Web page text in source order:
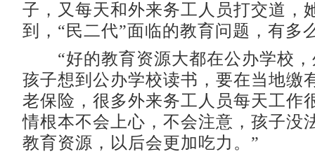
子，又每天和外来务工人员打交道，
到，“民二代”面临的教育问题，有多
“好的教育资源大都在公办学校，
孩子想到公办学校读书，要在当地缴
老保险，很多外来务工人员每天工作
情根本不会上心，不会注意，孩子没
教育资源，以后会更加吃力。”